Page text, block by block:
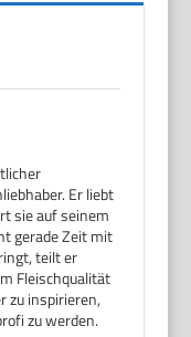
Er liebt
sie auf seinem
gerade Zeit mit
teilt er
Fleischqualität
zu inspirieren,
zu werden.